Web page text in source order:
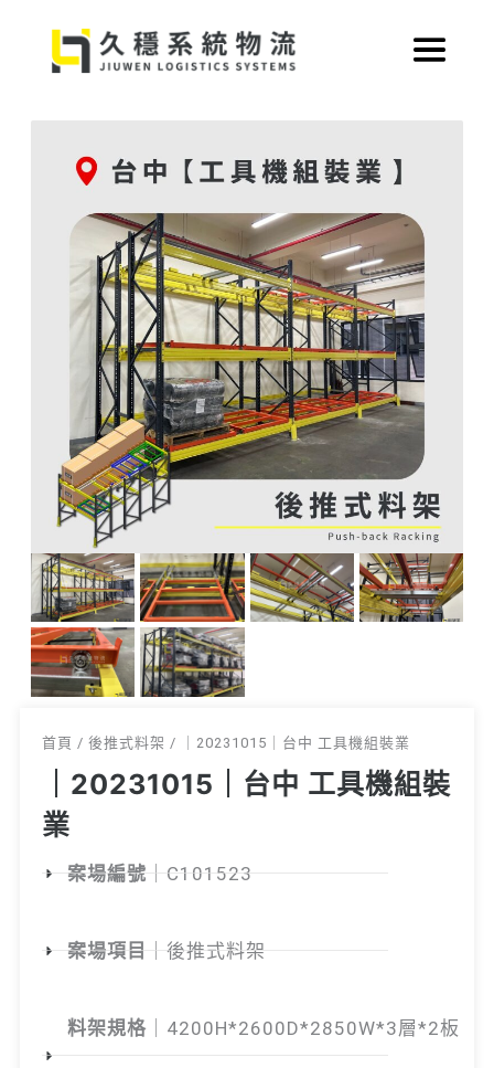
首頁 / 後推式料架 / ｜20231015｜台中 工具機組裝業
｜20231015｜台中 工具機組裝
業
案場編號 ｜C101523
案場項目 ｜後推式料架
料架規格 ｜4200H*2600D*2850W*3層*2板